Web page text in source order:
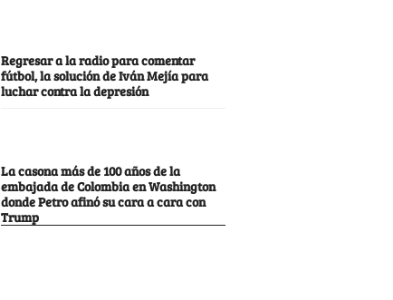
Regresar a la radio para comentar
fútbol, la solución de Iván Mejía para
luchar contra la depresión
La casona más de 100 años de la
embajada de Colombia en Washington
donde Petro afinó su cara a cara con
Trump